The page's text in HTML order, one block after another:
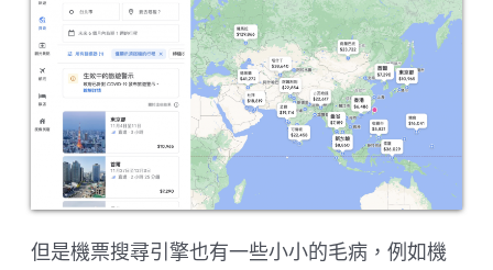
但是機票搜尋引擎也有一些小小的毛病，例如機